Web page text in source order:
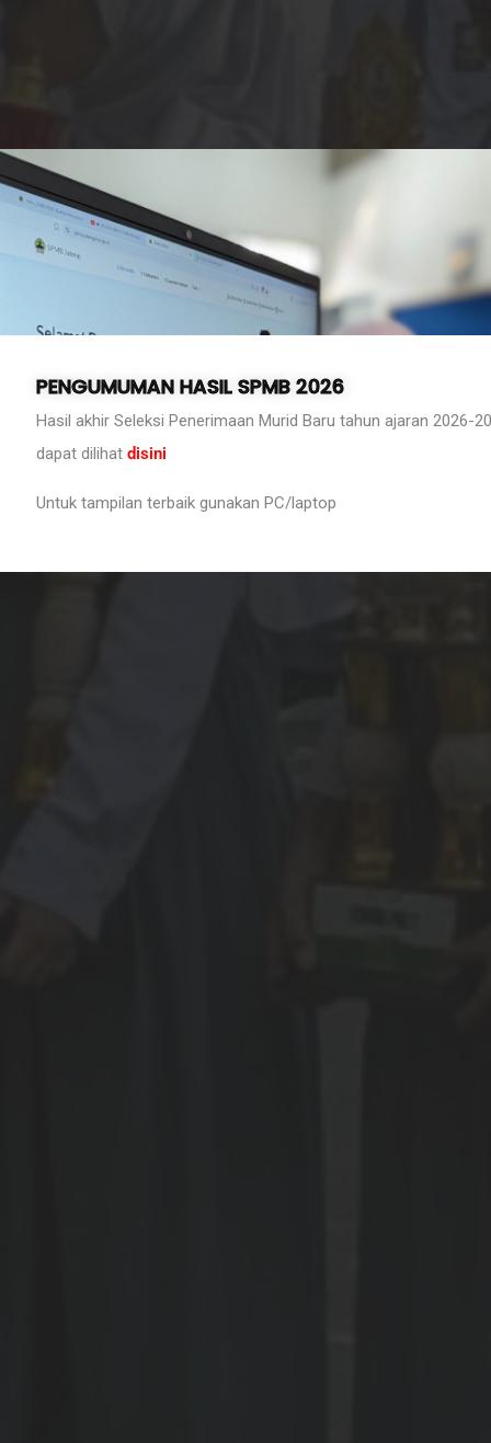
PENGUMUMAN HASIL SPMB 2026
Hasil akhir Seleksi Penerimaan Murid Baru tahun ajaran 2026-
dapat dilihat disini
Untuk tampilan terbaik gunakan PC/laptop
Kegiatan Sekolah
Apel Apresiasi
Prestasi Murid
BACA SELENGKAPNYA